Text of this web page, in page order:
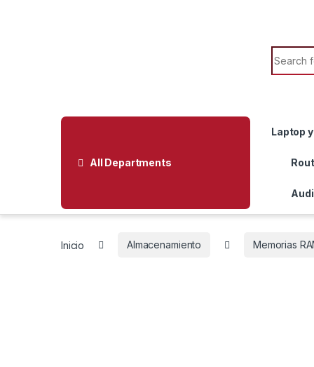
Search
All Departments
Laptop
Inicio Almacenamiento Memorias